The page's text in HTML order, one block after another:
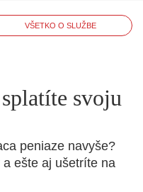
VŠETKO O SLUŽBE
svoju
peniaze navyše?
ešte aj ušetríte na